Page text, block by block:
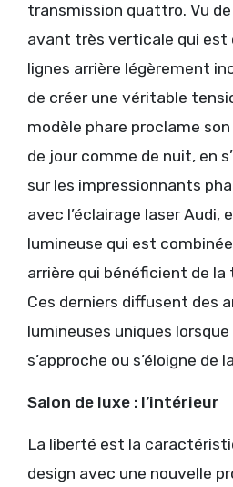
transmission quattro. Vu
avant très verticale qui est
lignes arrière légèrement
de créer une véritable
modèle phare proclame
de jour comme de nuit, en
sur les impressionnants
avec l’éclairage laser Audi,
lumineuse qui est
arrière qui bénéficient de la
Ces derniers diffusent des
lumineuses uniques
s’approche ou s’éloigne de
Salon de luxe : l’intérieur
La liberté est la
design avec une nouvelle